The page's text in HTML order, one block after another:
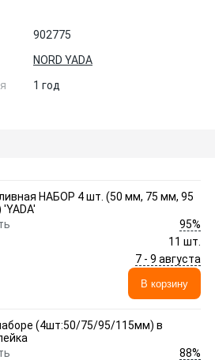
902775
NORD YADA
1 год
НАБОР 4 шт. (50 мм, 75 мм, 95
95%
11 шт.
7 - 9 августа
В корзину
(4шт:50/75/95/115мм) в
88%